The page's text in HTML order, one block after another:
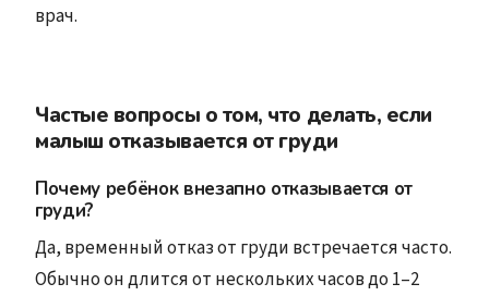
врач.
Частые вопросы о том, что делать, если
малыш отказывается от груди
Почему ребёнок внезапно отказывается от
груди?
Да, временный отказ от груди встречается часто.
Обычно он длится от нескольких часов до 1–2